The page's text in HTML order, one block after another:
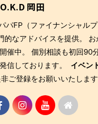
O.K.D 岡田
パFP（ファイナンシャル
なアドバイスを提供。
中。 個別相談も初回90
信しております。 イベン
ご登録をお願いいたします